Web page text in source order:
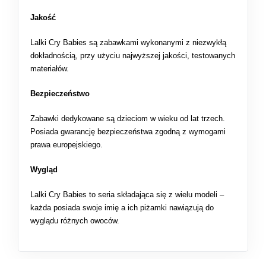
Jakość
Lalki Cry Babies są zabawkami wykonanymi z niezwykłą
dokładnością, przy użyciu najwyższej jakości, testowanych
materiałów.
Bezpieczeństwo
Zabawki dedykowane są dzieciom w wieku od lat trzech.
Posiada gwarancję bezpieczeństwa zgodną z wymogami
prawa europejskiego.
Wygląd
Lalki Cry Babies to seria składająca się z wielu modeli –
każda posiada swoje imię a ich piżamki nawiązują do
wyglądu różnych owoców.